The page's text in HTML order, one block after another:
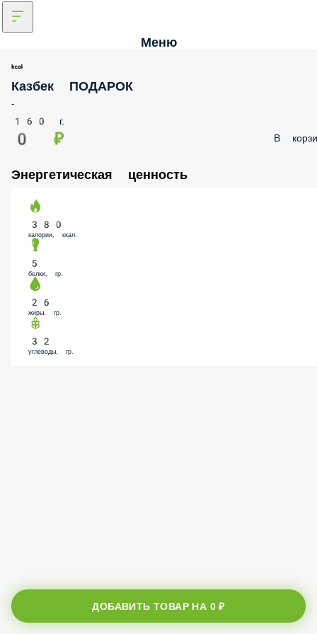
Меню
Казбек ПОДАРОК
-
160 г.
0 ₽ В
Энергетическая ценность
380
калории, ккал.
5
белки, гр.
26
жиры, гр.
32
углеводы, гр.
ДОБАВИТЬ ТОВАР НА 0 ₽